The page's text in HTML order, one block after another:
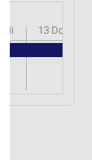
Mi 13 Do